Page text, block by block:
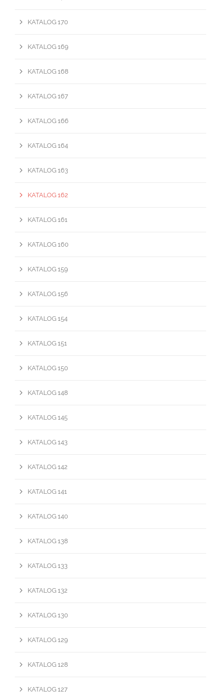
KATALOG 170
KATALOG 169
KATALOG 168
KATALOG 167
KATALOG 166
KATALOG 164
KATALOG 163
KATALOG 162
KATALOG 161
KATALOG 160
KATALOG 159
KATALOG 156
KATALOG 154
KATALOG 151
KATALOG 150
KATALOG 148
KATALOG 145
KATALOG 143
KATALOG 142
KATALOG 141
KATALOG 140
KATALOG 138
KATALOG 133
KATALOG 132
KATALOG 130
KATALOG 129
KATALOG 128
KATALOG 127